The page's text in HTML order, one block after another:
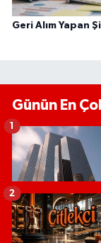
Geri Alım Yapan
Günün En
1
2